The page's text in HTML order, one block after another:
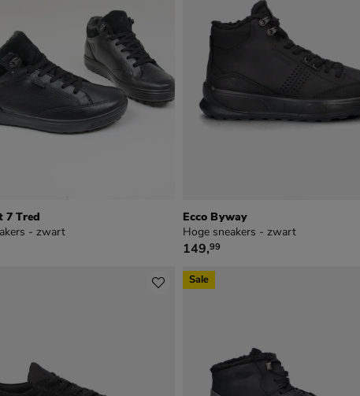
7 Tred
- zwart
Ecco Byway
Hoge sneakers - zwart
€ 149,99
149,99
Sale